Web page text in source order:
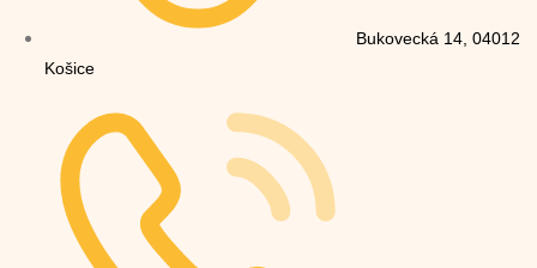
Bukovecká 14, 04012
Košice